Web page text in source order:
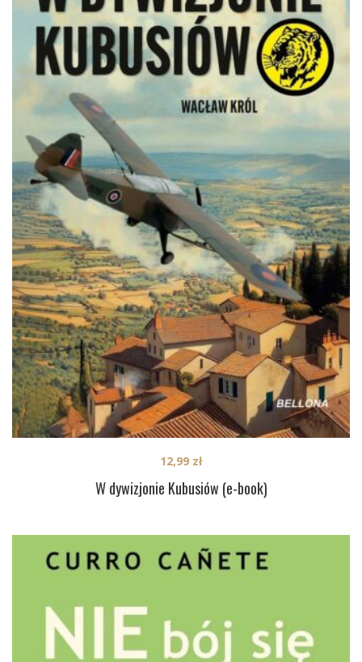
W dywizjonie Kubusiów (e-book)
12,99 zł